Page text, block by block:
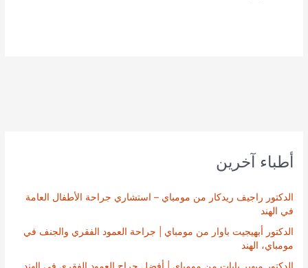
أطباء آخرين
الدكتور راجيف ريدكار من مومباي – استشاري جراحة الأطفال العامة
في الهند
الدكتور أبهيجيت باوار من مومباي | جراحة العمود الفقري والجنف في
مومباي، الهند